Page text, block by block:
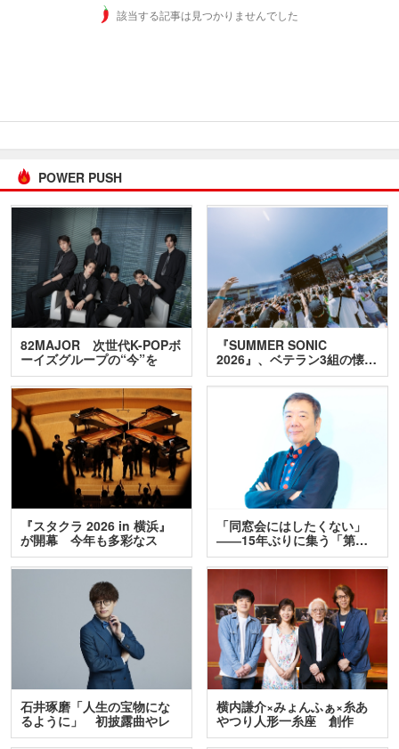
該当する記事は見つかりませんでした
POWER PUSH
82MAJOR 次世代K-POPボ
ーイズグループの“今”を
訊…
『SUMMER SONIC
2026』、ベテラン3組の懐…
『スタクラ 2026 in 横浜』
が開幕 今年も多彩なス
テ…
「同窓会にはしたくない」
――15年ぶりに集う「第…
石井琢磨「人生の宝物にな
るように」 初披露曲やレ
ア…
横内謙介×みょんふぁ×糸あ
やつり人形一糸座 創作
人…